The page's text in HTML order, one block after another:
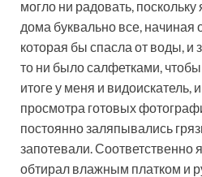
могло ни радовать, поскольку
дома буквально все,
которая бы спасла от воды, и
то ни было салфетками,
итоге у меня и видоискатель,
просмотра готовых
постоянно заляпывались
запотевали. Соответственно
обтирал влажным платком и